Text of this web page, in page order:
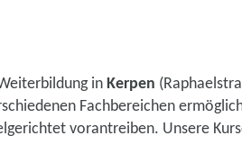
in Kerpen
Fachbereichen
vorantreiben. Unsere